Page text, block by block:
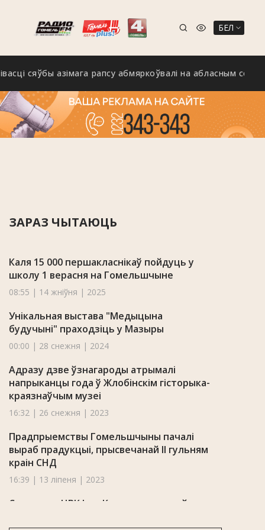
БЕЛ
сяўбы азімага рапсу абмяркоўвалі на абласным семінары ў
ЗАРАЗ ЧЫТАЮЦЬ
Каля 15 000 першакласнікаў пойдуць у
школу 1 верасня на Гомельшчыне
08:55 | 14 жніўня | 2025
Унікальная выстава "Медыцына
будучыні" праходзіць у Мазыры
00:00 | 28 снежня | 2024
Адразу дзве ўзнагароды атрымалі
напрыканцы года ў Жлобінскім гісторыка-
краязнаўчым музеі
16:32 | 26 снежня | 2023
Прадпрыемствы Гомельшчыны пачалі
выраб прадукцыі, прысвечанай II гульням
краін СНД
16:39 | 13 ліпеня | 2023
Старшыня ЦВК Ігар Карпенка сустрэўся з